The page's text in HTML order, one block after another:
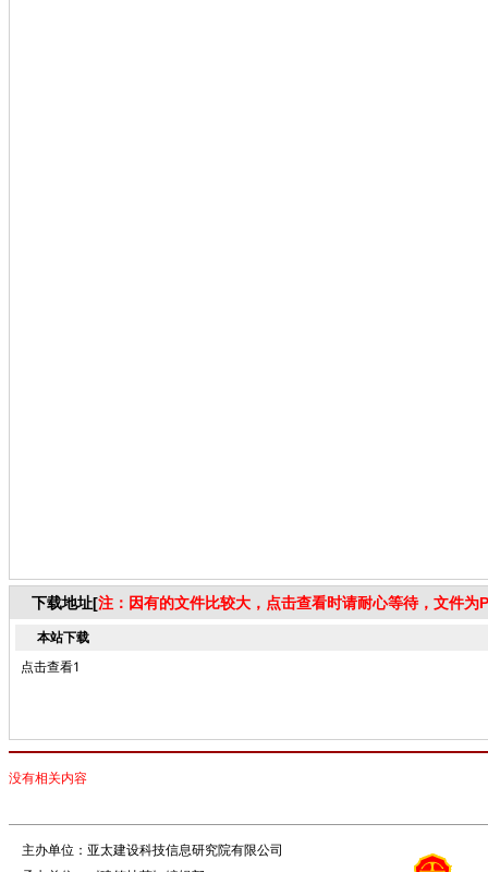
下载地址[注：因有的文件比较大，点击查看时请耐心等待，文件为
本站下载
点击查看1
没有相关内容
主办单位：亚太建设科技信息研究院有限公司